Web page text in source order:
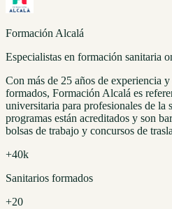
Formación Alcalá
Especialistas en formación sanitaria
Con más de 25 años de experiencia
formados, Formación Alcalá es
universitaria para profesionales de la
programas están acreditados y son
bolsas de trabajo y concursos de
+40k
Sanitarios formados
+20